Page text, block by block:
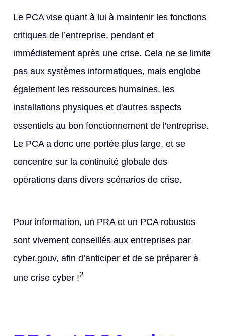
Le PCA vise quant à lui à maintenir les fonctions
critiques de l’entreprise, pendant et
immédiatement après une crise. Cela ne se limite
pas aux systèmes informatiques, mais englobe
également les ressources humaines, les
installations physiques et d'autres aspects
essentiels au bon fonctionnement de l'entreprise.
Le PCA a donc une portée plus large, et se
concentre sur la continuité globale des
opérations dans divers scénarios de crise.
Pour information, un PRA et un PCA robustes
sont vivement conseillés aux entreprises par
cyber.gouv, afin d’anticiper et de se préparer à
une crise cyber !2